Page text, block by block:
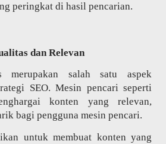
peringkat di hasil pencarian.
dan Relevan
merupakan salah satu aspek
SEO. Mesin pencari seperti
konten yang relevan,
bagi pengguna mesin pencari.
untuk membuat konten yang